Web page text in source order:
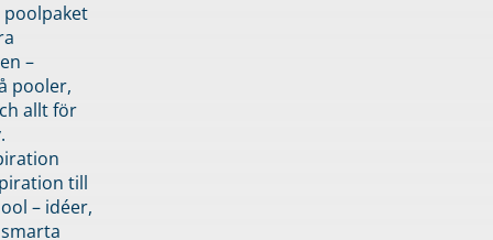
–
pooler,
allt för
till
– idéer,